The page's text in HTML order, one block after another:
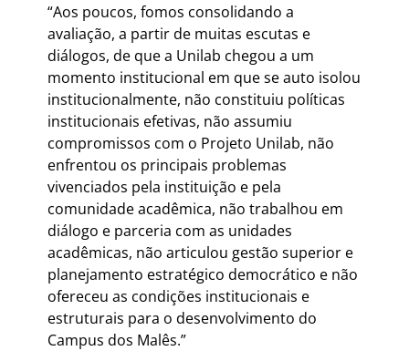
“Aos poucos, fomos consolidando a
avaliação, a partir de muitas escutas e
diálogos, de que a Unilab chegou a um
momento institucional em que se auto isolou
institucionalmente, não constituiu políticas
institucionais efetivas, não assumiu
compromissos com o Projeto Unilab, não
enfrentou os principais problemas
vivenciados pela instituição e pela
comunidade acadêmica, não trabalhou em
diálogo e parceria com as unidades
acadêmicas, não articulou gestão superior e
planejamento estratégico democrático e não
ofereceu as condições institucionais e
estruturais para o desenvolvimento do
Campus dos Malês.”